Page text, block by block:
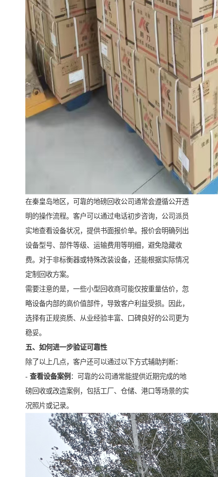
在秦皇岛地区，可靠的地磅回收公司通常会遵循公开透
明的操作流程。客户可以通过电话初步咨询，公司派员
实地查看设备状况，提供书面报价单。报价会明确列出
设备型号、部件等级、运输费用等明细，避免隐藏收
费。对于非标衡器或特殊改装设备，还能根据实际情况
定制回收方案。
需要注意的是，一些小型回收商可能仅按重量估价，忽
略设备内部的高价值部件，导致客户利益受损。因此，
选择有正规资质、从业经验丰富、口碑良好的公司更为
稳妥。
五、如何进一步验证可靠性
除了以上几点，客户还可以通过以下方式辅助判断：
- 查看设备案例 ：可靠的公司通常能提供近期完成的地
磅回收或改造案例，包括工厂、仓储、港口等场景的实
况照片或记录。